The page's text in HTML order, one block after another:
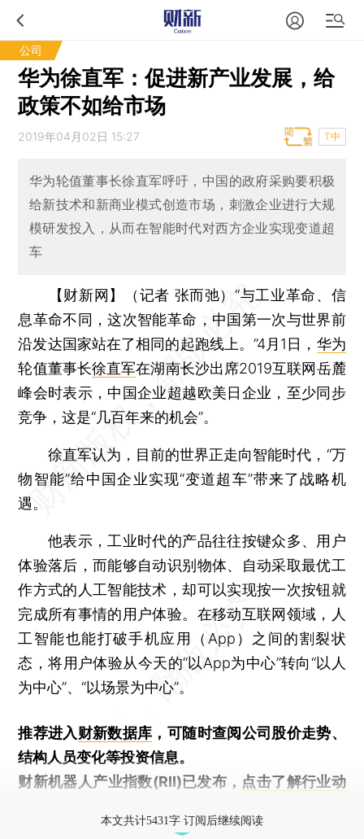
公司
华为徐直军：促进新产业发展，给
政策不如给市场
2019年04月02日 15:27 T中
华为轮值董事长徐直军呼吁，中国的政府采购要积极
给新技术和新商业模式创造市场，刺激企业进行大规
模研发投入，从而在智能时代对西方企业实现变道超
车
【财新网】（记者 张而弛）“与工业革命、信
息革命不同，这次智能革命，中国第一次与世界前
沿发达国家站在了相同的起跑线上。”4月1日， 华为
轮值董事长徐直军在湖南长沙出席2019互联网岳麓
峰会时表示，中国企业超越欧美日企业，至少同步
竞争，这是“几百年来的机会”。
徐直军认为，目前的世界正走向智能时代，“万
物智能”给中国企业实现“变道超车”带来了战略机
遇。
他表示，工业时代的产品往往按键众多、用户
体验落后，而能够自动识别物体、自动采取最优工
作方式的人工智能技术，却可以实现按一次按钮就
完成所有事情的用户体验。在移动互联网领域，人
工智能也能打破手机应用（App）之间的割裂状
态，将用户体验从今天的“以App为中心”转向“以人
为中心”、“以场景为中心”。
推荐进入财新数据库 ，可随时查阅公司股价走势、
结构人员变化等投资信息。
财新机器人产业指数(RII)已发布， 点击了解行业动
本文共计5431字 订阅后继续阅读